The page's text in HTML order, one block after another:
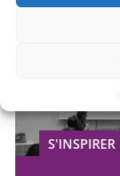
S'INSPIRER